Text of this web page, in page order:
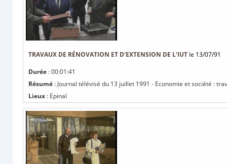
TRAVAUX DE RÉNOVATION ET D'EXTENSION DE L'IUT le 13/07/91
Durée : 00:01:41
Résumé : Journal télévisé du 13 juillet 1991 - Economie et société :
Lieux : Epinal